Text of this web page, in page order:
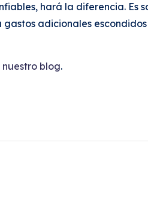
hará la diferencia. Es
adicionales
nuestro blog.